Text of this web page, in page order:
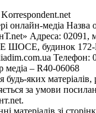
онлайн-медіа Назва
Адреса: 02091,
будинок 172-
Телефон:
медіа – R40-06068
будь-яких
за умови
матеріалів зі